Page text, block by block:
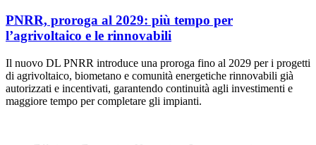
PNRR, proroga al 2029: più tempo per
l’agrivoltaico e le rinnovabili
Il nuovo DL PNRR introduce una proroga fino al 2029 per i progetti
di agrivoltaico, biometano e comunità energetiche rinnovabili già
autorizzati e incentivati, garantendo continuità agli investimenti e
maggiore tempo per completare gli impianti.